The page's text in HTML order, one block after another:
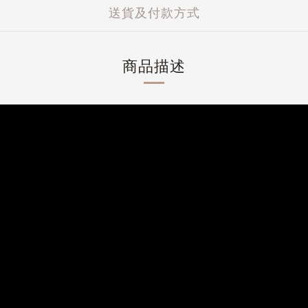
送貨及付款方式
商品描述